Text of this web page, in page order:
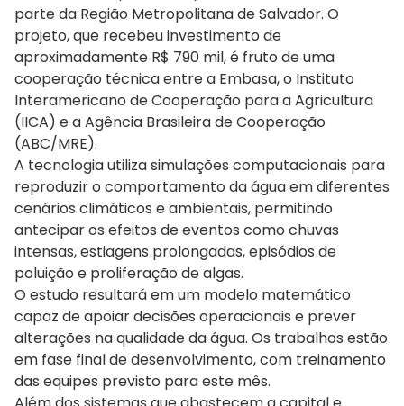
parte da Região Metropolitana de Salvador. O
projeto, que recebeu investimento de
aproximadamente R$ 790 mil, é fruto de uma
cooperação técnica entre a Embasa, o Instituto
Interamericano de Cooperação para a Agricultura
(IICA) e a Agência Brasileira de Cooperação
(ABC/MRE).
A tecnologia utiliza simulações computacionais para
reproduzir o comportamento da água em diferentes
cenários climáticos e ambientais, permitindo
antecipar os efeitos de eventos como chuvas
intensas, estiagens prolongadas, episódios de
poluição e proliferação de algas.
O estudo resultará em um modelo matemático
capaz de apoiar decisões operacionais e prever
alterações na qualidade da água. Os trabalhos estão
em fase final de desenvolvimento, com treinamento
das equipes previsto para este mês.